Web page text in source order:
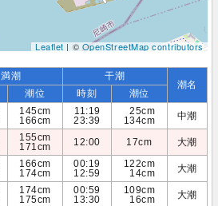
Leaflet| ©OpenStreetMap contributors
満潮 干潮
潮名
潮位 時刻
潮位
145cm
166cm
11:19
23:39
25cm
134cm
中潮
155cm
171cm
12:00 17cm 大潮
166cm
174cm
00:19
12:59
122cm
14cm
大潮
174cm
175cm
00:59
13:30
109cm
16cm
大潮